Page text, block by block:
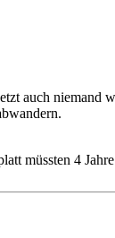
auch
müssten 4